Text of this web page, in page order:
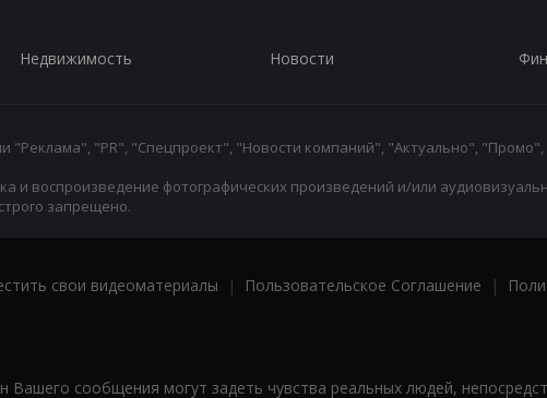
Недвижимость Новости
"Реклама", "PR", "Спецпроект", "Новости компаний", "Актуально", "Промо",
и воспроизведение фотографических произведений и/или
запрещено.
свои видеоматериалы | Пользовательское Соглашение |
сообщения могут задеть чувства реальных людей,